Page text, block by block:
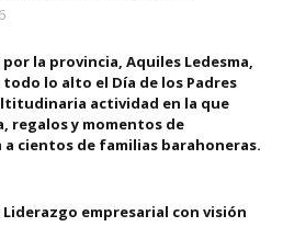
la provincia, Aquiles Ledesma,
lo alto el Día de los Padres
actividad en la que
regalos y momentos de
cientos de familias barahoneras.
Liderazgo empresarial con visión